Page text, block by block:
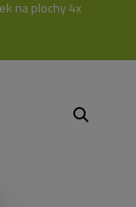
na plochy 4x